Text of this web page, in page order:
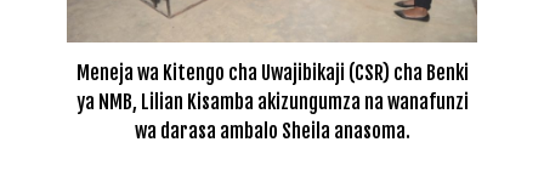
Meneja wa Kitengo cha Uwajibikaji (CSR) cha Benki
ya NMB, Lilian Kisamba akizungumza na wanafunzi
wa darasa ambalo Sheila anasoma.